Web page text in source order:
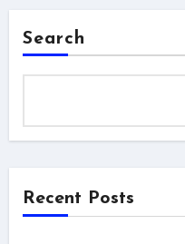
Search
Recent Posts